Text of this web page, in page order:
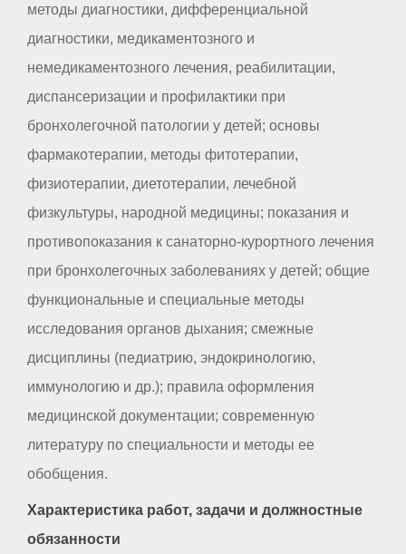
методы диагностики, дифференциальной
диагностики, медикаментозного и
немедикаментозного лечения, реабилитации,
диспансеризации и профилактики при
бронхолегочной патологии у детей; основы
фармакотерапии, методы фитотерапии,
физиотерапии, диетотерапии, лечебной
физкультуры, народной медицины; показания и
противопоказания к санаторно-курортного лечения
при бронхолегочных заболеваниях у детей; общие
функциональные и специальные методы
исследования органов дыхания; смежные
дисциплины (педиатрию, эндокринологию,
иммунологию и др.); правила оформления
медицинской документации; современную
литературу по специальности и методы ее
обобщения.
Характеристика работ, задачи и должностные
обязанности